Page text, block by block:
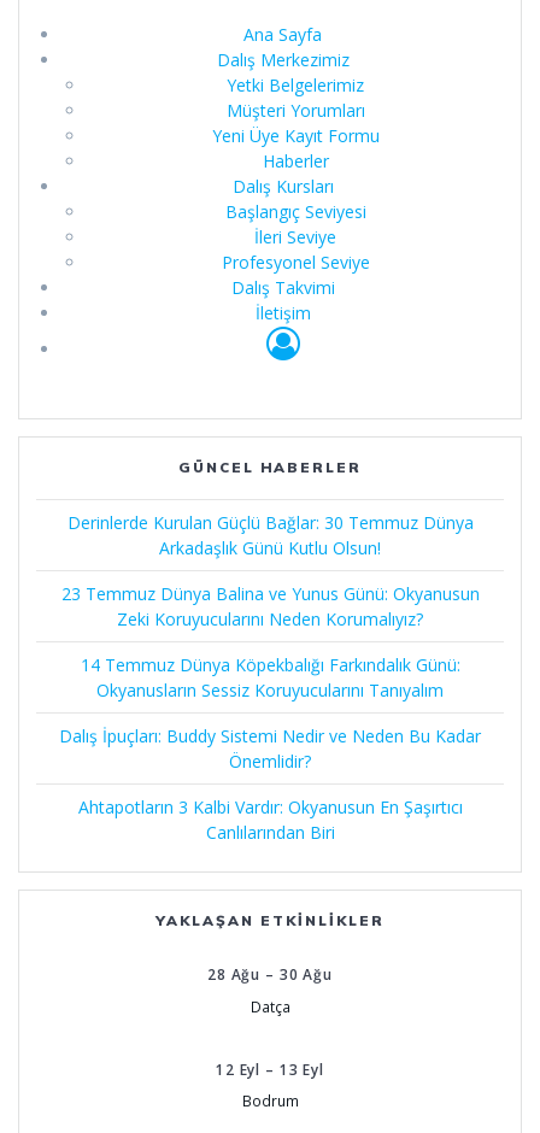
Ana Sayfa
Dalış Merkezimiz
Yetki Belgelerimiz
Müşteri Yorumları
Yeni Üye Kayıt Formu
Haberler
Dalış Kursları
Başlangıç Seviyesi
İleri Seviye
Profesyonel Seviye
Dalış Takvimi
İletişim
GÜNCEL HABERLER
Derinlerde Kurulan Güçlü Bağlar: 30 Temmuz Dünya
Arkadaşlık Günü Kutlu Olsun!
23 Temmuz Dünya Balina ve Yunus Günü: Okyanusun
Zeki Koruyucularını Neden Korumalıyız?
14 Temmuz Dünya Köpekbalığı Farkındalık Günü:
Okyanusların Sessiz Koruyucularını Tanıyalım
Dalış İpuçları: Buddy Sistemi Nedir ve Neden Bu Kadar
Önemlidir?
Ahtapotların 3 Kalbi Vardır: Okyanusun En Şaşırtıcı
Canlılarından Biri
YAKLAŞAN ETKINLIKLER
28 Ağu – 30 Ağu
Datça
12 Eyl – 13 Eyl
Bodrum